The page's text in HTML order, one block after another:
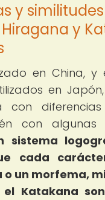
y
Hiragana y
en China,
en
con diferencias
con algunas
sistema
cada
un morfema,
Katakana